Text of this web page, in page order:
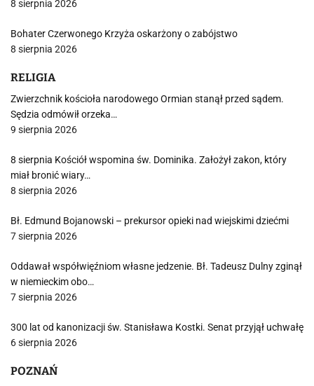
8 sierpnia 2026
Bohater Czerwonego Krzyża oskarżony o zabójstwo
8 sierpnia 2026
RELIGIA
Zwierzchnik kościoła narodowego Ormian stanął przed sądem.
Sędzia odmówił orzeka…
9 sierpnia 2026
8 sierpnia Kościół wspomina św. Dominika. Założył zakon, który
miał bronić wiary…
8 sierpnia 2026
Bł. Edmund Bojanowski – prekursor opieki nad wiejskimi dziećmi
7 sierpnia 2026
Oddawał współwięźniom własne jedzenie. Bł. Tadeusz Dulny zginął
w niemieckim obo…
7 sierpnia 2026
300 lat od kanonizacji św. Stanisława Kostki. Senat przyjął uchwałę
6 sierpnia 2026
POZNAŃ